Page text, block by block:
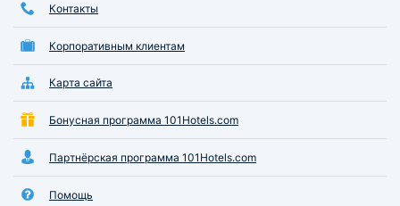
Контакты
Корпоративным клиентам
Карта сайта
Бонусная программа 101Hotels.com
Партнёрская программа 101Hotels.com
Помощь